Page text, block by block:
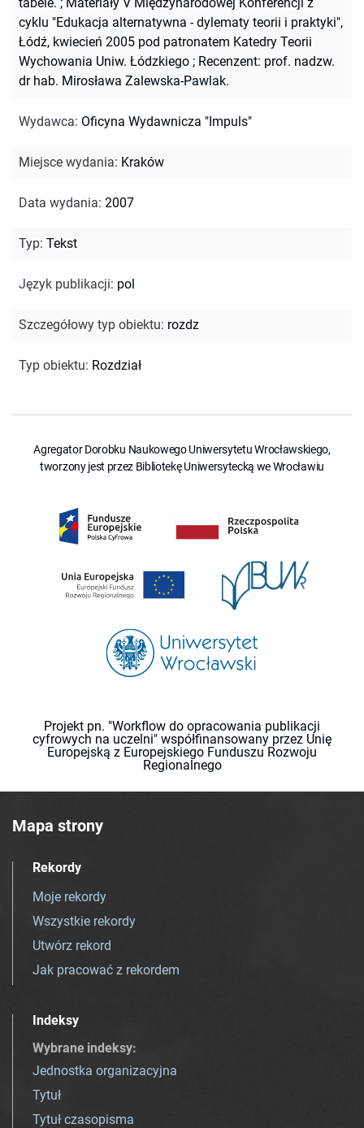
cyklu "Edukacja alternatywna - dylematy teorii i praktyki",
Łódź, kwiecień 2005 pod patronatem Katedry Teorii
Wychowania Uniw. Łódzkiego ; Recenzent: prof. nadzw.
dr hab. Mirosława Zalewska-Pawlak.
Wydawca: Oficyna Wydawnicza "Impuls"
Miejsce wydania: Kraków
Data wydania: 2007
Typ: Tekst
Język publikacji: pol
Szczegółowy typ obiektu: rozdz
Typ obiektu: Rozdział
Agregator Dorobku Naukowego Uniwersytetu Wrocławskiego,
tworzony jest przez Bibliotekę Uniwersytecką we Wrocławiu
Projekt pn. "Workflow do opracowania publikacji
cyfrowych na uczelni" współfinansowany przez Unię
Europejską z Europejskiego Funduszu Rozwoju
Regionalnego
Mapa strony
Rekordy
Moje rekordy
Wszystkie rekordy
Utwórz rekord
Jak pracować z rekordem
Indeksy
Wybrane indeksy:
Jednostka organizacyjna
Tytuł
Tytuł czasopisma